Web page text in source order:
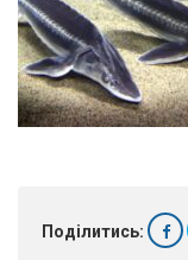
Поділитись: